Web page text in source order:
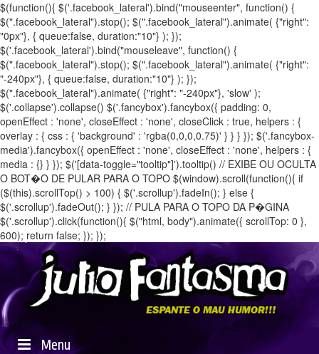
$(function(){ $('.facebook_lateral').bind("mouseenter", function() {
$(".facebook_lateral").stop(); $(".facebook_lateral").animate( {"right":
"0px"}, { queue:false, duration:"10"} ); });
$('.facebook_lateral').bind("mouseleave", function() {
$(".facebook_lateral").stop(); $(".facebook_lateral").animate( {"right":
"-240px"}, { queue:false, duration:"10"} ); });
$(".facebook_lateral").animate( {"right": "-240px"}, 'slow' );
$('.collapse').collapse() $('.fancybox').fancybox({ padding: 0,
openEffect : 'none', closeEffect : 'none', closeClick : true, helpers : {
overlay : { css : { 'background' : 'rgba(0,0,0,0.75)' } } } }); $('.fancybox-
media').fancybox({ openEffect : 'none', closeEffect : 'none', helpers : {
media : {} } }); $('[data-toggle="tooltip"]').tooltip() // EXIBE OU OCULTA
O BOT�O DE PULAR PARA O TOPO $(window).scroll(function(){ if
($(this).scrollTop() > 100) { $('.scrollup').fadeIn(); } else {
$('.scrollup').fadeOut(); } }); // PULA PARA O TOPO DA P�GINA
$('.scrollup').click(function(){ $("html, body").animate({ scrollTop: 0 },
600); return false; }); });
Menu